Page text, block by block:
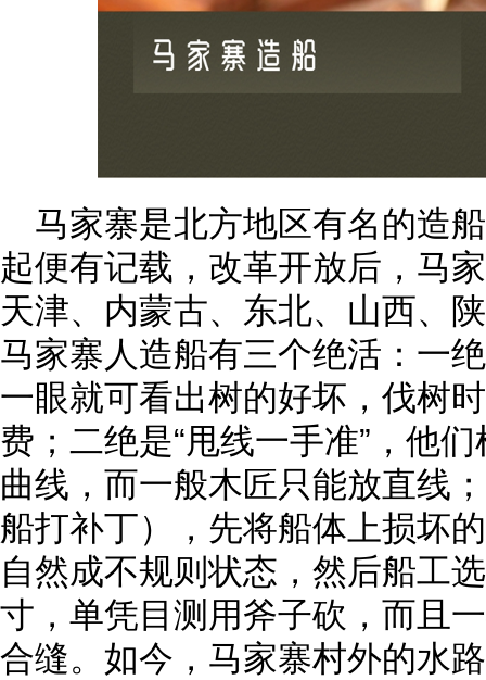
马家寨是北方地区有名的造
起便有记载，改革开放后，马
天津、内蒙古、东北、山西、
马家寨人造船有三个绝活：一
一眼就可看出树的好坏，伐树
费；二绝是“甩线一手准”，他
曲线，而一般木匠只能放直线
船打补丁），先将船体上损坏
自然成不规则状态，然后船工
寸，单凭目测用斧子砍，而且
合缝。如今，马家寨村外的水